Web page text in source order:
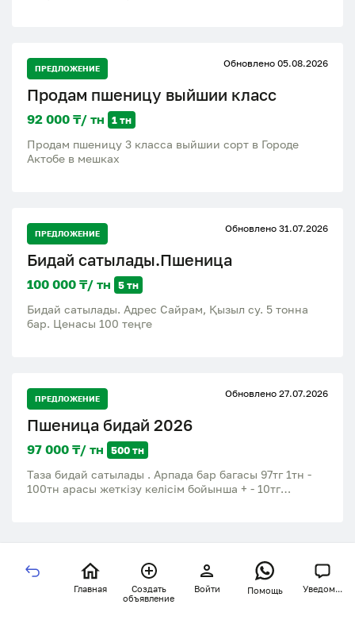
ПРЕДЛОЖЕНИЕ Обновлено 05.08.2026
Продам пшеницу выйшии класс
92 000 ₸/ тн 1 тн
Продам пшеницу 3 класса выйшии сорт в Городе
Актобе в мешках
ПРЕДЛОЖЕНИЕ Обновлено 31.07.2026
Бидай сатылады.Пшеница
100 000 ₸/ тн 5 тн
Бидай сатылады. Адрес Сайрам, Қызыл су. 5 тонна
бар. Ценасы 100 теңге
ПРЕДЛОЖЕНИЕ Обновлено 27.07.2026
Пшеница бидай 2026
97 000 ₸/ тн 500 тн
Таза бидай сатылады . Арпада бар багасы 97тг 1тн -
100тн арасы жеткізу келісім бойынша + - 10тг
Главная
Создать
объявление
Войти Помощь Уведом...